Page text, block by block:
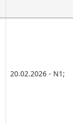
20.02.2026 - N1;